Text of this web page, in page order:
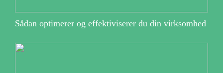
Sådan optimerer og effektiviserer du din virksomhed